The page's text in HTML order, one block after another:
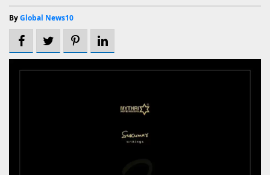
ByGlobal News10